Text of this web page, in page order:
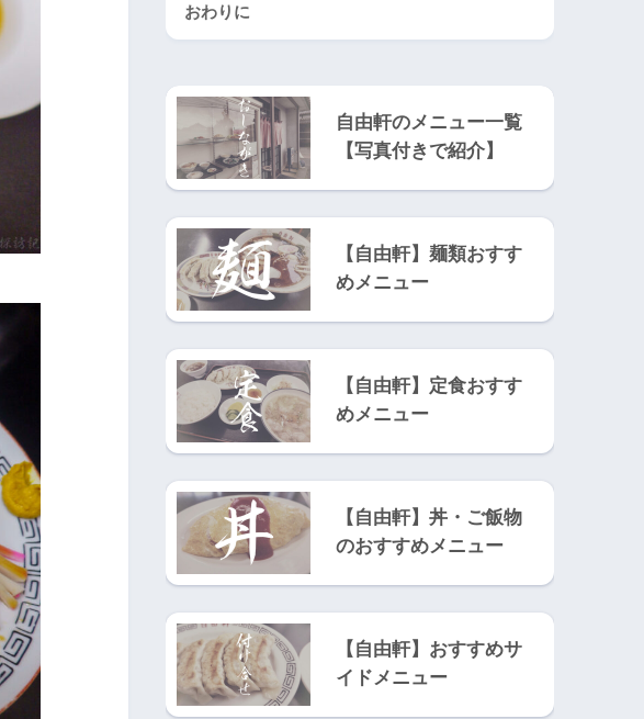
おわりに
自由軒のメニュー一覧
【写真付きで紹介】
【自由軒】麺類おすす
めメニュー
【自由軒】定食おすす
めメニュー
【自由軒】丼・ご飯物
のおすすめメニュー
【自由軒】おすすめサ
イドメニュー